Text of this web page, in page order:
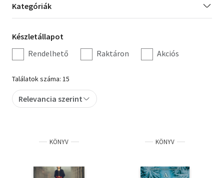
Hobbi, szabadidő
Irodalom
Művészet
Szakkönyv
Tankönyv, segédkönyv
Társadalomtudomány
Kategória
szűrés
Kategóriák
Készletállapot
szűrés
Készletállapot
Rendelhető
Raktáron Akciós
Találatok száma: 15
Relevancia szerint
KÖNYV KÖNYV